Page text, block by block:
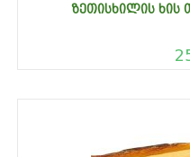
ᲖᲔᲗᲘᲡᲮᲘᲚᲘᲡ ᲮᲘᲡ